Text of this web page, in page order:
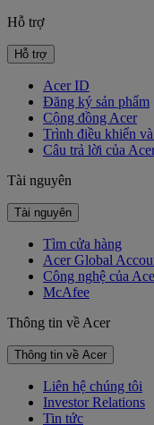
Hỗ trợ
Hỗ trợ
Acer ID
Đăng ký sản phẩm
Cộng đồng Acer
Trình điều khiển
Câu trả lời của
Tài nguyên
Tài nguyên
Tìm cửa hàng
Acer Global
Công nghệ của
McAfee
Thông tin về Acer
Thông tin về Acer
Liên hệ chúng tôi
Investor Relations
Tin tức